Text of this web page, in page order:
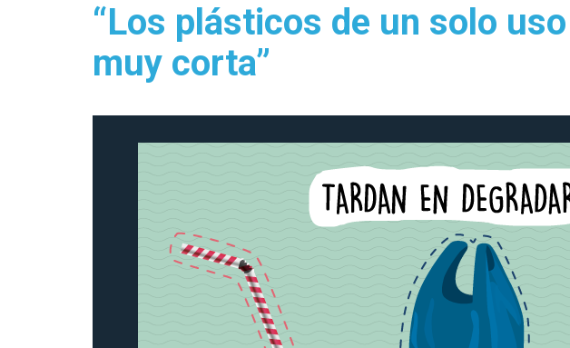
“Los plásticos de un solo
muy corta”